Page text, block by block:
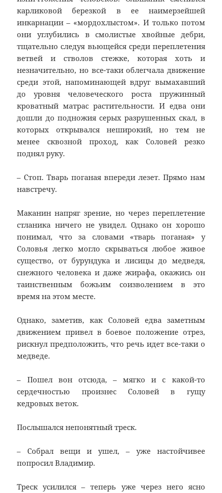
карликовой березкой в ее наимерзейшей
инкарнации – «мордохлыстом». И только потом
они углубились в смолистые хвойные дебри,
тщательно следуя вьющейся среди переплетения
ветвей и стволов стежке, которая хоть и
незначительно, но все-таки облегчала движение
среди этой, напоминающей вдруг вымахавший
до уровня человеческого роста пружинный
кроватный матрас растительности. И едва они
дошли до подножия серых разрушенных скал, в
которых открывался неширокий, но тем не
менее сквозной проход, как Соловей резко
поднял руку.
– Стоп. Тварь поганая впереди лезет. Прямо нам
навстречу.
Маканин напряг зрение, но через переплетение
стланика ничего не увидел. Однако он хорошо
понимал, что за словами «тварь поганая» у
Соловья легко могло скрываться любое живое
существо, от бурундука и лисицы до медведя,
снежного человека и даже жирафа, окажись он
таинственным божьим соизволением в это
время на этом месте.
Однако, заметив, как Соловей едва заметным
движением привел в боевое положение отрез,
рискнул предположить, что речь идет все-таки о
медведе.
– Пошел вон отсюда, – мягко и с какой-то
сердечностью произнес Соловей в гущу
кедровых веток.
Послышался непонятный треск.
– Собрал вещи и ушел, – уже настойчивее
попросил Владимир.
Треск усилился – теперь уже через него ясно